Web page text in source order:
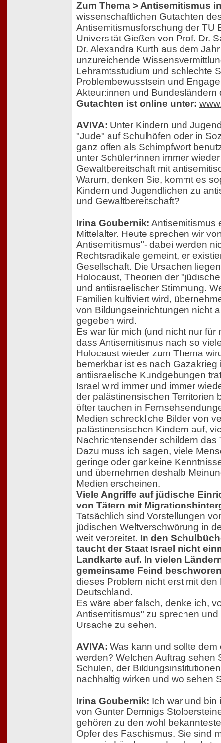
Zum Thema > Antisemitismus
wissenschaftlichen Gutachten
Antisemitismusforschung der TU
Universität Gießen von Prof. Dr.
Dr. Alexandra Kurth aus dem
unzureichende
Lehramtsstudium und schlechte
Problembewusstsein und
Akteur:innen und Bundesländern
Gutachten ist online unter:
AVIVA: Unter Kindern und
"Jude" auf Schulhöfen oder in
ganz offen als Schimpfwort
unter Schüler*innen immer
Gewaltbereitschaft mit
Warum, denken Sie, kommt es
Kindern und Jugendlichen zu
und Gewaltbereitschaft?
Irina Goubernik: Antisemitismus
Mittelalter. Heute sprechen wir
Antisemitismus"- dabei werden
Rechtsradikale gemeint, er
Gesellschaft. Die Ursachen
Holocaust, Theorien der
und antiisraelischer Stimmung.
Familien kultiviert wird,
von Bildungseinrichtungen nicht
gegeben wird.
Es war für mich (und nicht nur für
dass Antisemitismus nach so
Holocaust wieder zum Thema
bemerkbar ist es nach
antiisraelische Kundgebungen
Israel wird immer und immer
der palästinensischen Territorien
öfter tauchen in
Medien schreckliche Bilder von
palästinensischen Kindern auf,
Nachrichtensender schildern das
Dazu muss ich sagen, viele
geringe oder gar keine
und übernehmen deshalb
Medien erscheinen.
Viele Angriffe auf jüdische
von Tätern mit
Tatsächlich sind Vorstellungen
jüdischen Weltverschwörung in
weit verbreitet. In den
taucht der Staat Israel nicht
Landkarte auf. In vielen
gemeinsame Feind
dieses Problem nicht erst mit
Deutschland.
Es wäre aber falsch, denke ich,
Antisemitismus" zu sprechen und
Ursache zu sehen.
AVIVA: Was kann und sollte dem
werden? Welchen Auftrag sehen
Schulen, der
nachhaltig wirken und wo sehen
Irina Goubernik: Ich war und bin
von Gunter Demnigs
gehören zu den wohl
Opfer des Faschismus. Sie sind